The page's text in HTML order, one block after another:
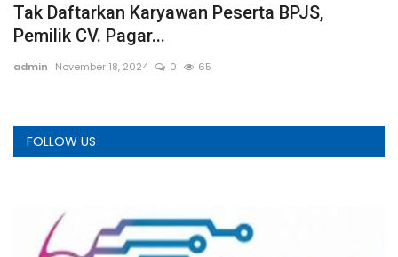
Tak Daftarkan Karyawan Peserta BPJS,
Pemilik CV. Pagar...
admin November 18, 2024 0 65
FOLLOW US